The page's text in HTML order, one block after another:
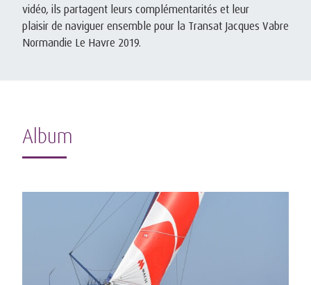
vidéo, ils partagent leurs complémentarités et leur
plaisir de naviguer ensemble pour la Transat Jacques Vabre
Normandie Le Havre 2019.
Album